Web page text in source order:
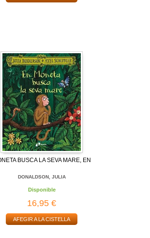
BUSCA LA SEVA MARE, EN
DONALDSON, JULIA
Disponible
16,95 €
AFEGIR A LA CISTELLA